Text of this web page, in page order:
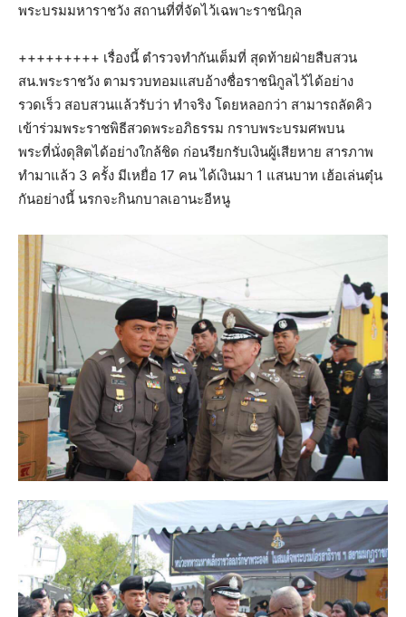
พระบรมมหาราชวัง สถานที่ที่จัดไว้เฉพาะราชนิกุล
+++++++++ เรื่องนี้ ตำรวจทำกันเต็มที่ สุดท้ายฝ่ายสืบสวน
สน.พระราชวัง ตามรวบทอมแสบอ้างชื่อราชนิกูลไว้ได้อย่าง
รวดเร็ว สอบสวนแล้วรับว่า ทำจริง โดยหลอกว่า สามารถลัดคิว
เข้าร่วมพระราชพิธีสวดพระอภิธรรม กราบพระบรมศพบน
พระที่นั่งดุสิตได้อย่างใกล้ชิด ก่อนรียกรับเงินผู้เสียหาย สารภาพ
ทำมาแล้ว 3 ครั้ง มีเหยื่อ 17 คน ได้เงินมา 1 แสนบาท เฮ้อเล่นตุ๋น
กันอย่างนี้ นรกจะกินกบาลเอานะอีหนู